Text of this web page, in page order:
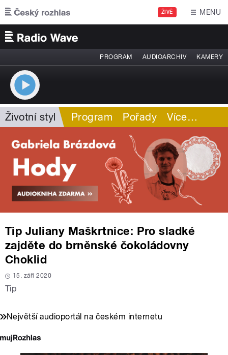
Přejít k hlavnímu obsahu
ŽIVĚ MENU
PROGRAM AUDIOARCHIV KAMERY
Životní styl Program Pořady Více…
Tip Juliany Maškrtnice: Pro sladké
zajděte do brněnské čokoládovny
Choklid
15. září 2020
Tip
Největší audioportál na českém internetu